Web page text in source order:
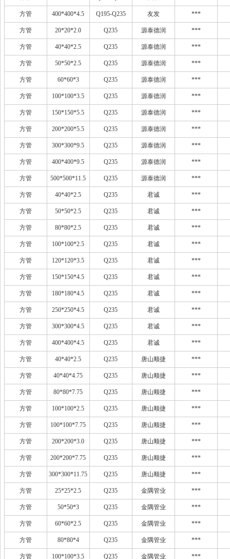
方管 400*400*4.5 Q195-Q235 友发 ***
方管 20*20*2.0 Q235 源泰德润 ***
方管 40*40*2.5 Q235 源泰德润 ***
方管 50*50*2.5 Q235 源泰德润 ***
方管 60*60*3 Q235 源泰德润 ***
方管 100*100*3.5 Q235 源泰德润 ***
方管 150*150*5.5 Q235 源泰德润 ***
方管 200*200*5.5 Q235 源泰德润 ***
方管 300*300*9.5 Q235 源泰德润 ***
方管 400*400*9.5 Q235 源泰德润 ***
方管 500*500*11.5 Q235 源泰德润 ***
方管 40*40*2.5 Q235 君诚 ***
方管 50*50*2.5 Q235 君诚 ***
方管 80*80*2.5 Q235 君诚 ***
方管 100*100*2.5 Q235 君诚 ***
方管 120*120*3.5 Q235 君诚 ***
方管 150*150*4.5 Q235 君诚 ***
方管 180*180*4.5 Q235 君诚 ***
方管 250*250*4.5 Q235 君诚 ***
方管 300*300*4.5 Q235 君诚 ***
方管 400*400*4.5 Q235 君诚 ***
方管 40*40*2.5 Q235 唐山顺捷 ***
方管 40*40*4.75 Q235 唐山顺捷 ***
方管 80*80*7.75 Q235 唐山顺捷 ***
方管 100*100*2.5 Q235 唐山顺捷 ***
方管 100*100*7.75 Q235 唐山顺捷 ***
方管 200*200*3.0 Q235 唐山顺捷 ***
方管 200*200*7.75 Q235 唐山顺捷 ***
方管 300*300*11.75 Q235 唐山顺捷 ***
方管 25*25*2.5 Q235 金隅管业 ***
方管 50*50*3 Q235 金隅管业 ***
方管 60*60*2.5 Q235 金隅管业 ***
方管 80*80*4 Q235 金隅管业 ***
方管 100*100*3.5 Q235 金隅管业 ***